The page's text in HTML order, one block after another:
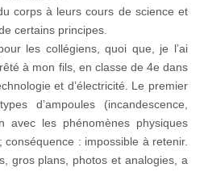
corps à leurs cours de science et
certains principes.
les collégiens, quoi que, je l’ai
à mon fils, en classe de 4e dans
et d’électricité. Le premier
d’ampoules (incandescence,
avec les phénomènes physiques
conséquence : impossible à retenir.
gros plans, photos et analogies, a